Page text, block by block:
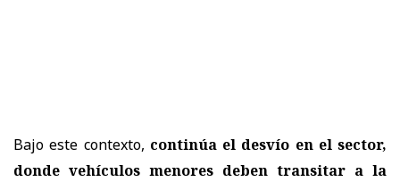
Bajo este contexto, continúa el desvío en el sector,
donde vehículos menores deben transitar a la